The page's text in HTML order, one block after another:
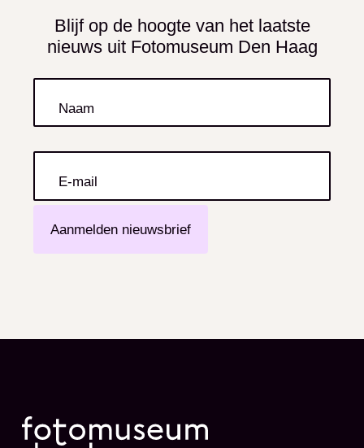
nieuwkomers bij het maken van een serie
beelden. Door fotografisch te
experimenteren met lagen, kleur en
compositie onderzochten zij hoe
verschillende culturele achtergronden elkaar
beïnvloeden en samen iets nieuws vormen.
Den Haag kent inwoners met veel
verschillende achtergronden. Net als Van
onderzoeken de jongeren hun culturele
achtergrond en maken ze diversiteit
Blijf op de hoogte van het laatste
nieuws uit Fotomuseum Den Haag
Naam
E-mail
Aanmelden nieuwsbrief